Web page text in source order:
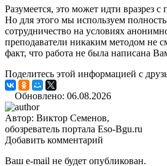
Разумеется, это может идти вразрез
Но для этого мы используем
сотрудничество на условиях
преподаватели никаким методом не
факт, что работа не была написана
Поделитесь этой информацией с
Обновлено: 06.08.2026
Автор: Виктор Семенов,
обозреватель портала Eso-Bgu.ru
Добавить комментарий
Ваш e-mail не будет опубликован.